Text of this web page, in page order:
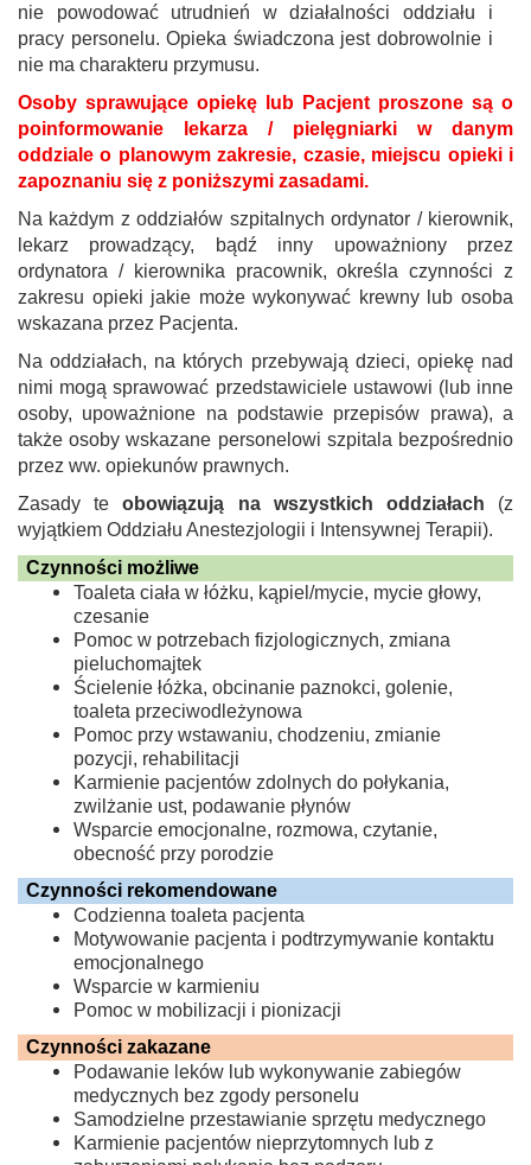
nie powodować utrudnień w działalności oddziału i
pracy personelu. Opieka świadczona jest dobrowolnie i
nie ma charakteru przymusu.
Osoby sprawujące opiekę lub Pacjent proszone są o
poinformowanie lekarza / pielęgniarki w danym
oddziale o planowym zakresie, czasie, miejscu opieki i
zapoznaniu się z poniższymi zasadami.
Na każdym z oddziałów szpitalnych ordynator / kierownik,
lekarz prowadzący, bądź inny upoważniony przez
ordynatora / kierownika pracownik, określa czynności z
zakresu opieki jakie może wykonywać krewny lub osoba
wskazana przez Pacjenta.
Na oddziałach, na których przebywają dzieci, opiekę nad
nimi mogą sprawować przedstawiciele ustawowi (lub inne
osoby, upoważnione na podstawie przepisów prawa), a
także osoby wskazane personelowi szpitala bezpośrednio
przez ww. opiekunów prawnych.
Zasady teobowiązują na wszystkich oddziałach (z
wyjątkiem Oddziału Anestezjologii i Intensywnej Terapii).
Czynności możliwe
Toaleta ciała w łóżku, kąpiel/mycie, mycie głowy,
czesanie
Pomoc w potrzebach fizjologicznych, zmiana
pieluchomajtek
Ścielenie łóżka, obcinanie paznokci, golenie,
toaleta przeciwodleżynowa
Pomoc przy wstawaniu, chodzeniu, zmianie
pozycji, rehabilitacji
Karmienie pacjentów zdolnych do połykania,
zwilżanie ust, podawanie płynów
Wsparcie emocjonalne, rozmowa, czytanie,
obecność przy porodzie
Czynności rekomendowane
Codzienna toaleta pacjenta
Motywowanie pacjenta i podtrzymywanie kontaktu
emocjonalnego
Wsparcie w karmieniu
Pomoc w mobilizacji i pionizacji
Czynności zakazane
Podawanie leków lub wykonywanie zabiegów
medycznych bez zgody personelu
Samodzielne przestawianie sprzętu medycznego
Karmienie pacjentów nieprzytomnych lub z